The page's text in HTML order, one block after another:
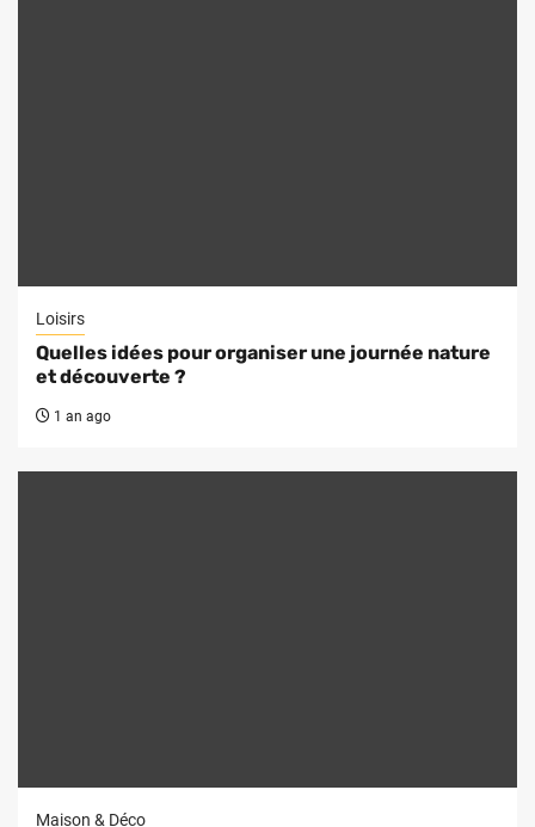
Loisirs
Quelles idées pour organiser une journée nature
et découverte ?
1 an ago
Maison & Déco